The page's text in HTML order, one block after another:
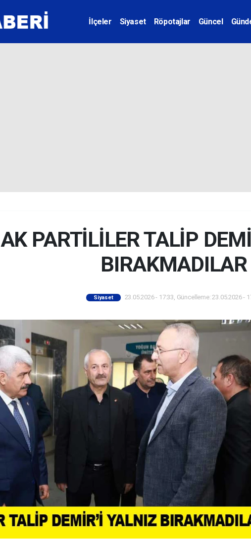
İlçeler Siyaset Röpotajlar Güncel
AK PARTİLİLER TALİP
BIRAKMADILAR
Siyaset 23.05.2026 - 17:33, Güncelleme: 23.05.2026 -